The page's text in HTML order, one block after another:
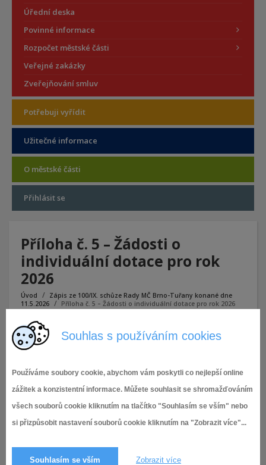
Souhlas s používáním cookies
Používáme soubory cookie, abychom vám poskytli co nejlepší online
zážitek a konzistentní informace. Můžete souhlasit se shromažďováním
všech souborů cookie kliknutím na tlačítko "Souhlasím se vším" nebo
si přizpůsobit nastavení souborů cookie kliknutím na "Zobrazit více"...
Souhlasím se vším Zobrazit více
Úřední deska
Povinné informace
Rozpočet městské části
Veřejné zakázky
Zveřejňování smluv
Potřebuji vyřídit
Užitečné informace
O městské části
Přihlásit se
Příloha č. 5 – Žádosti o
individuální dotace pro rok
2026
Úvod
Zápis ze 100/IX. schůze Rady MČ Brno-Tuřany konané dne
11.5.2026
Příloha č. 5 – Žádosti o individuální dotace pro rok 2026
Příloha č. 5 - Žádosti o individuální dotace pro rok 2026